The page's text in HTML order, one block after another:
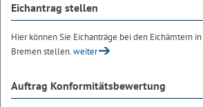
Eichantrag stellen
Hier können Sie Eichanträge bei den Eichämtern
Bremen stellen.weiter
Auftrag Konformitätsbewertung